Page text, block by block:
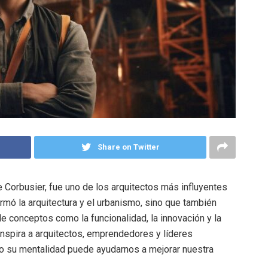
Share on Twitter
fue uno de los arquitectos más influyentes
la arquitectura y el urbanismo, sino que también
conceptos como la funcionalidad, la innovación y la
a arquitectos, emprendedores y líderes
mentalidad puede ayudarnos a mejorar nuestra